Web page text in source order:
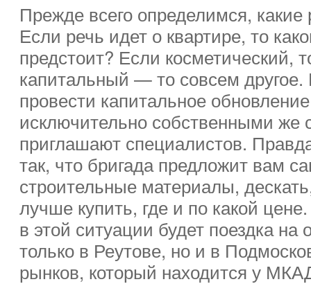
Прежде всего определимся,
Если речь идет о квартире, то
предстоит? Если косметический,
капитальный — то совсем другое.
провести капитальное
исключительно собственными же
приглашают специалистов.
так, что бригада предложит вам
строительные материалы,
лучше купить, где и по какой
в этой ситуации будет поездка
только в Реутове, но и в
рынков, который находится у